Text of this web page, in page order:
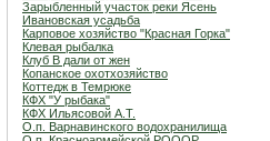
Зарыбленный участок реки Ясень
Ивановская усадьба
Карповое хозяйство "Красная Горка"
Клевая рыбалка
Клуб В дали от жен
Копанское охотхозяйство
Коттедж в Темрюке
КФХ "У рыбака"
КФХ Ильясовой А.Т.
О.п. Варнавинского водохранилища